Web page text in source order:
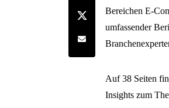
Share on Twitter
Share by e-mail
Bereichen E-
umfassender
Auf 38 Seiten
Insights zum